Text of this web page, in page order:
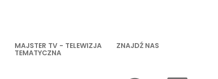
MAJSTER TV - TELEWIZJA
TEMATYCZNA
ZNAJDŹ NAS